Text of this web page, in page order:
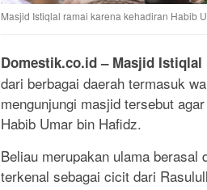
Masjid Istiqlal ramai karena kehadiran Habib
Domestik.co.id – Masjid Istiqlal
dari berbagai daerah termasuk
mengunjungi masjid tersebut
Habib Umar bin Hafidz.
Beliau merupakan ulama
terkenal sebagai cicit dari